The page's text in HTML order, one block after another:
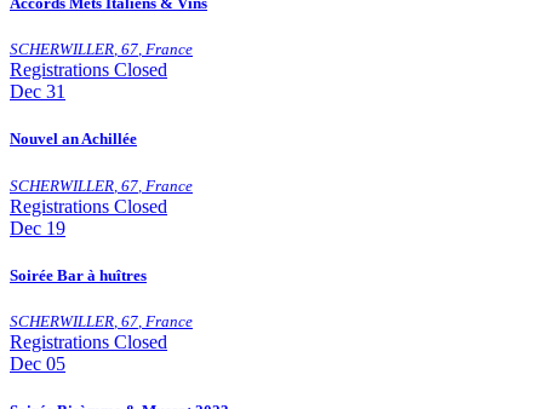
SCHERWILLER, 67, France
Registrations Closed
Dec 31
Nouvel an Achillée
SCHERWILLER 67 France
Registrations Closed
Dec 19
Soirée Bar à huîtres
SCHERWILLER, 67, France
Registrations Closed
Dec 05